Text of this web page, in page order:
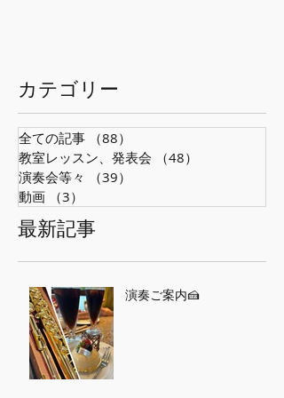
​カテゴリー
全ての記事 （88）
教室レッスン、発表会
（48）
演奏会等々
（39）
動画
（3）
最新記事
演奏ご案内🍰